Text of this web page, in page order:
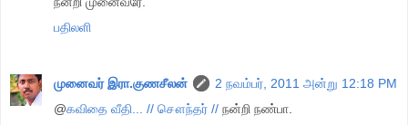
பதிலளி
முனைவர் இரா.குணசீலன்
2 நவம்பர், 2011 அன்று 12:18 PM
@கவிதை வீதி... // சௌந்தர் // நன்றி நண்பா.